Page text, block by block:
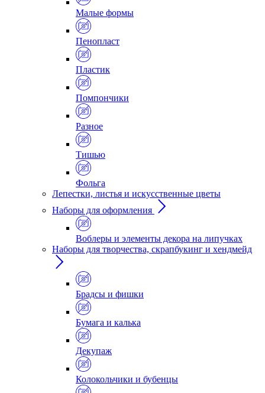
Малые формы
Пенопласт
Пластик
Помпончики
Разное
Тишью
Фольга
Лепестки, листья и искусственные цветы
Наборы для оформления
Воблеры и элементы декора на липучках
Наборы для творчества, скрапбукинг и хендмейд
Брадсы и фишки
Бумага и калька
Декупаж
Колокольчики и бубенцы